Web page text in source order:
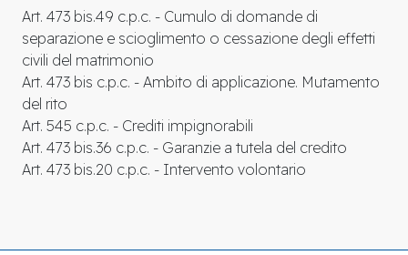
Art. 473 bis.49 c.p.c. - Cumulo di domande di
separazione e scioglimento o cessazione degli effetti
civili del matrimonio
Art. 473 bis c.p.c. - Ambito di applicazione. Mutamento
del rito
Art. 545 c.p.c. - Crediti impignorabili
Art. 473 bis.36 c.p.c. - Garanzie a tutela del credito
Art. 473 bis.20 c.p.c. - Intervento volontario